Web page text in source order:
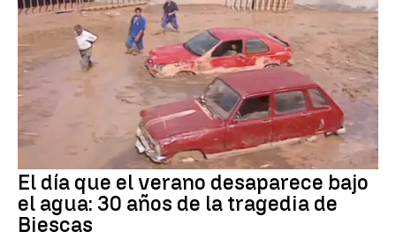
El día que el verano desaparece bajo
el agua: 30 años de la tragedia de
Biescas